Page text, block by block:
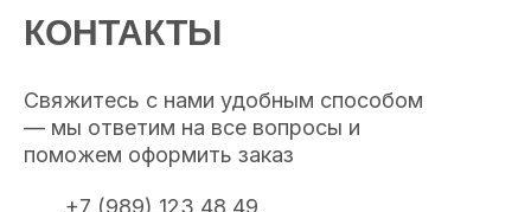
КОНТАКТЫ
Свяжитесь с нами удобным способом
— мы ответим на все вопросы и
поможем оформить заказ
+7 (989) 123 48 49